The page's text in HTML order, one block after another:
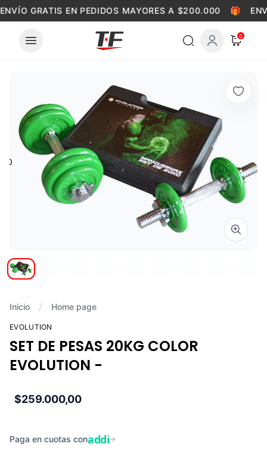
Skip to contentGRATIS EN PEDIDOS MAYORES A $200.000 🎁
0
0
Zoom
Inicio Home page
EVOLUTION
SET DE PESAS 20KG COLOR
EVOLUTION -
$259.000,00
Paga en cuotas conaddi→